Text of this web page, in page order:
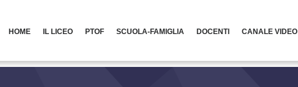
HOME IL LICEO PTOF SCUOLA-FAMIGLIA DOCENTI CANALE VIDEO